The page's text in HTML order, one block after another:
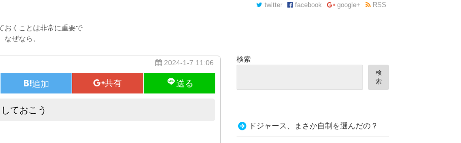
おくことは非常に重要で
ぜなら、
twitter facebook google+ RSS
2024-1-7 11:06
ておこう
前に車内の汚れや臭いを落としておこう
検索
検
索
ドジャース、まさか自制を選んだの？